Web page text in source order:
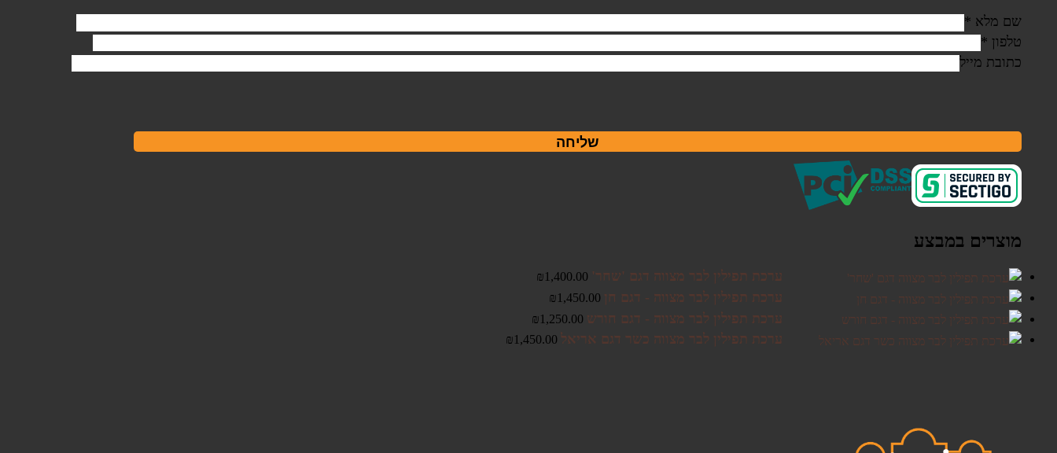
שם מלא *
טלפון *
כתובת מייל
שליחה
מוצרים במבצע
ערכת תפילין לבר מצווה דגם 'שחר' ₪1,400.00
ערכת תפילין לבר מצווה - דגם חן ₪1,450.00
ערכת תפילין לבר מצווה - דגם חורש ₪1,250.00
ערכת תפילין לבר מצווה כשר דגם אריאל ₪1,450.00